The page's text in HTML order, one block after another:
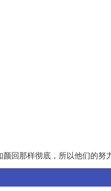
回那样彻底，所以他们的努